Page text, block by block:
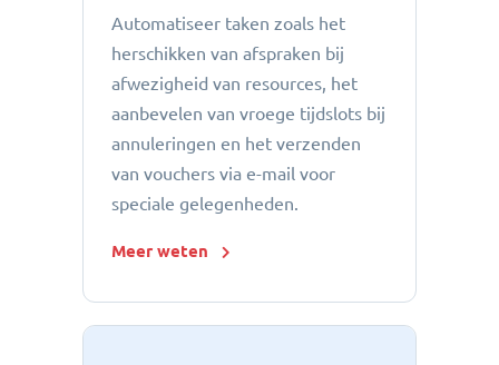
Automatiseer taken zoals het
herschikken van afspraken bij
afwezigheid van resources, het
aanbevelen van vroege tijdslots bij
annuleringen en het verzenden
van vouchers via e-mail voor
speciale gelegenheden.
Meer weten